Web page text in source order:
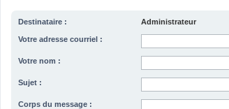
Destinataire : Administrateur
Votre adresse courriel :
Votre nom :
Sujet :
Corps du message :